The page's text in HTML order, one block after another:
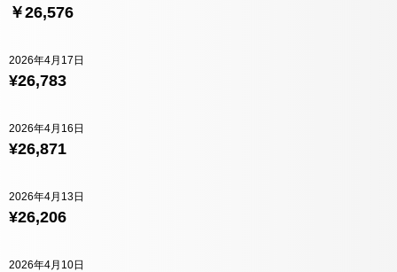
￥26,576
¥26,783
2026年4月17日
¥26,871
2026年4月16日
¥26,206
2026年4月13日
2026年4月10日